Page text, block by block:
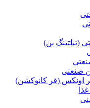
(تيلتينگ پن)
صنعتی
اونکس (فر کانوکشن)